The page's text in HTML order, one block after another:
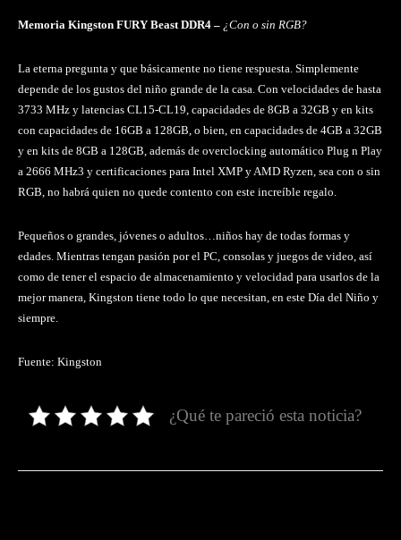
Memoria Kingston FURY Beast DDR4 – ¿Con o sin RGB?
La eterna pregunta y que básicamente no tiene respuesta. Simplemente
depende de los gustos del niño grande de la casa. Con velocidades de hasta
3733 MHz y latencias CL15-CL19, capacidades de 8GB a 32GB y en kits
con capacidades de 16GB a 128GB, o bien, en capacidades de 4GB a 32GB
y en kits de 8GB a 128GB, además de overclocking automático Plug n Play
a 2666 MHz3 y certificaciones para Intel XMP y AMD Ryzen, sea con o sin
RGB, no habrá quien no quede contento con este increíble regalo.
Pequeños o grandes, jóvenes o adultos…niños hay de todas formas y
edades. Mientras tengan pasión por el PC, consolas y juegos de video, así
como de tener el espacio de almacenamiento y velocidad para usarlos de la
mejor manera, Kingston tiene todo lo que necesitan, en este Día del Niño y
siempre.
Fuente: Kingston
¿Qué te pareció esta noticia?